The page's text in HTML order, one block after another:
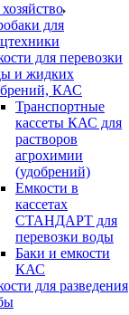
для
для перевозки
и жидких
КАС
Транспортные
кассеты КАС для
растворов
агрохимии
(удобрений)
Емкости в
кассетах
СТАНДАРТ для
перевозки воды
Баки и емкости
КАС
для разведения